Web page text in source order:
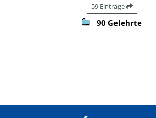
59 Einträge
90 Gelehrte